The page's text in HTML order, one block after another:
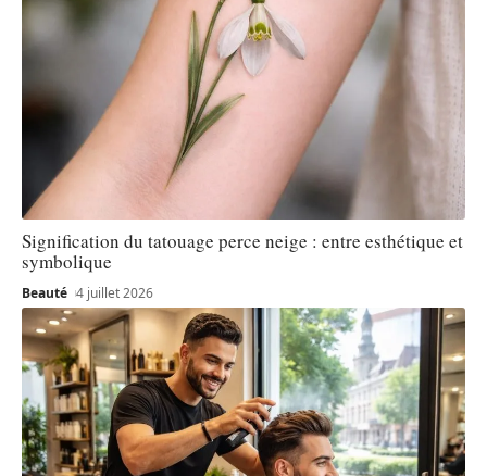
Signification du tatouage perce neige : entre esthétique et
symbolique
Beauté 4 juillet 2026